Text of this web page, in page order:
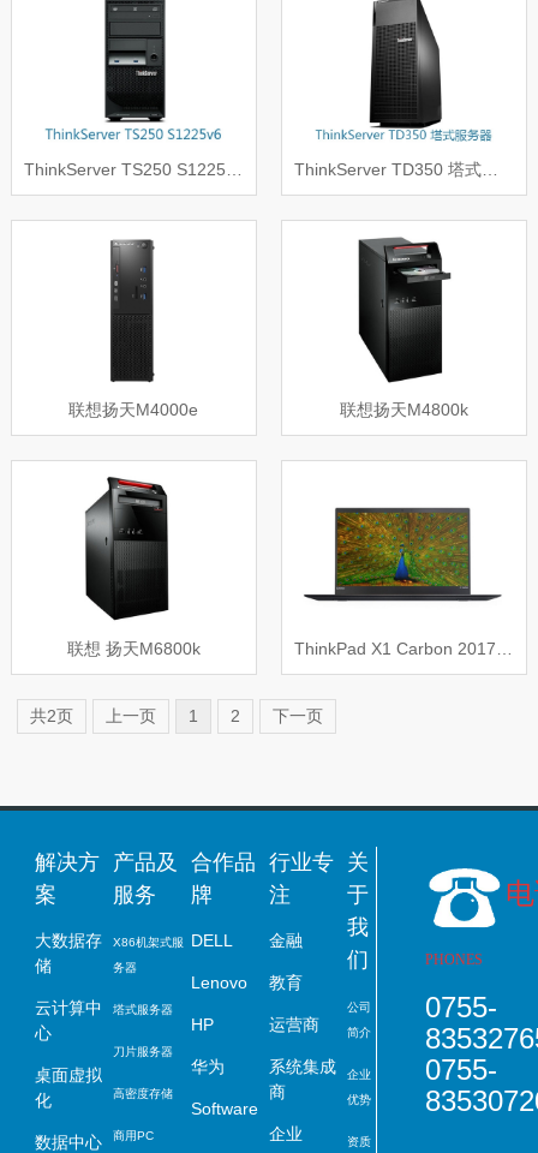
ThinkServer TD350 塔式服务器
联想扬天M4000e 联想扬天M4800k
联想 扬天M6800k ThinkPad X1 Carbon 2017 笔记本
共2页 上一页 1 2 下一页
解决方
案
大数据存
储
云计算中
心
桌面虚拟
化
数据中心
产品及
服务
X86机架式服
务器
塔式服务器
刀片服务器
高密度存储
商用PC
合作品
牌
DELL
Lenovo
HP
华为
Software
行业专
注
金融
教育
运营商
系统集成
商
企业
关
于
我
们
公司
简介
企业
优势
资质
PHONES
0755-
0755-